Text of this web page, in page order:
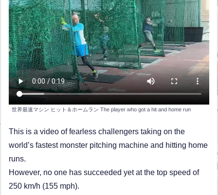
世界最速マシン ヒット＆ホームラン The player who got a hit and home run
This is a video of fearless challengers taking on the
world’s fastest monster pitching machine and hitting home
runs.
However, no one has succeeded yet at the top speed of
250 km/h (155 mph).